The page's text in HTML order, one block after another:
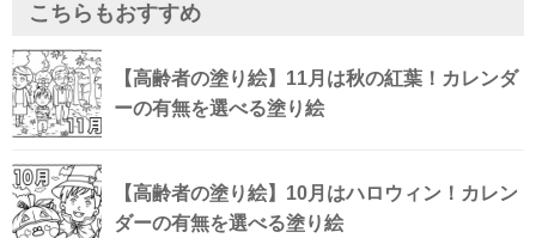
こちらもおすすめ
【高齢者の塗り絵】11月は秋の紅葉！カレンダ
ーの有無を選べる塗り絵
【高齢者の塗り絵】10月はハロウィン！カレン
ダーの有無を選べる塗り絵